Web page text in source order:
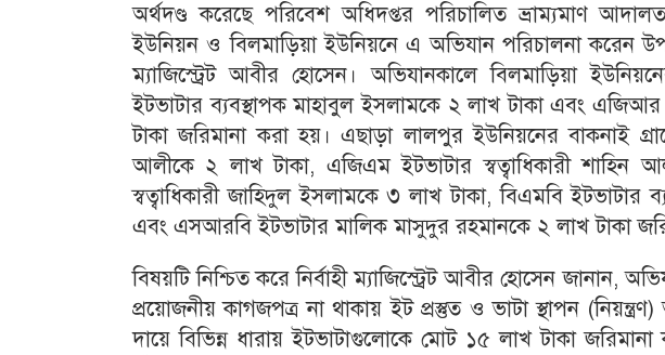
অর্থদণ্ড করেছে পরিবেশ অধিদপ্তর পরিচালিত ভ্রাম্যমাণ
ইউনিয়ন ও বিলমাড়িয়া ইউনিয়নে এ অভিযান পরিচালনা করেন
ম্যাজিস্ট্রেট আবীর হোসেন। অভিযানকালে বিলমাড়িয়া
ইটভাটার ব্যবস্থাপক মাহাবুল ইসলামকে ২ লাখ টাকা এবং এজিআর
টাকা জরিমানা করা হয়। এছাড়া লালপুর ইউনিয়নের বাকনাই
আলীকে ২ লাখ টাকা, এজিএম ইটভাটার স্বত্বাধিকারী
স্বত্বাধিকারী জাহিদুল ইসলামকে ৩ লাখ টাকা, বিএমবি
এবং এসআরবি ইটভাটার মালিক মাসুদুর রহমানকে ২ লাখ টাকা
বিষয়টি নিশ্চিত করে নির্বাহী ম্যাজিস্ট্রেট আবীর হোসেন জানান,
প্রয়োজনীয় কাগজপত্র না থাকায় ইট প্রস্তুত ও ভাটা স্থাপন
দায়ে বিভিন্ন ধারায় ইটভাটাগুলোকে মোট ১৫ লাখ টাকা